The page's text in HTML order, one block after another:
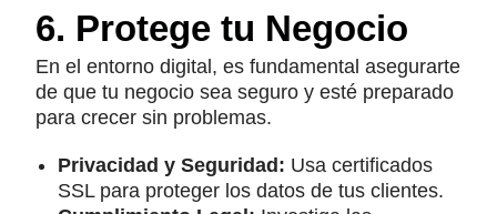
6. Protege tu Negocio
En el entorno digital, es fundamental asegurarte
de que tu negocio sea seguro y esté preparado
para crecer sin problemas.
Privacidad y Seguridad: Usa certificados
SSL para proteger los datos de tus clientes.